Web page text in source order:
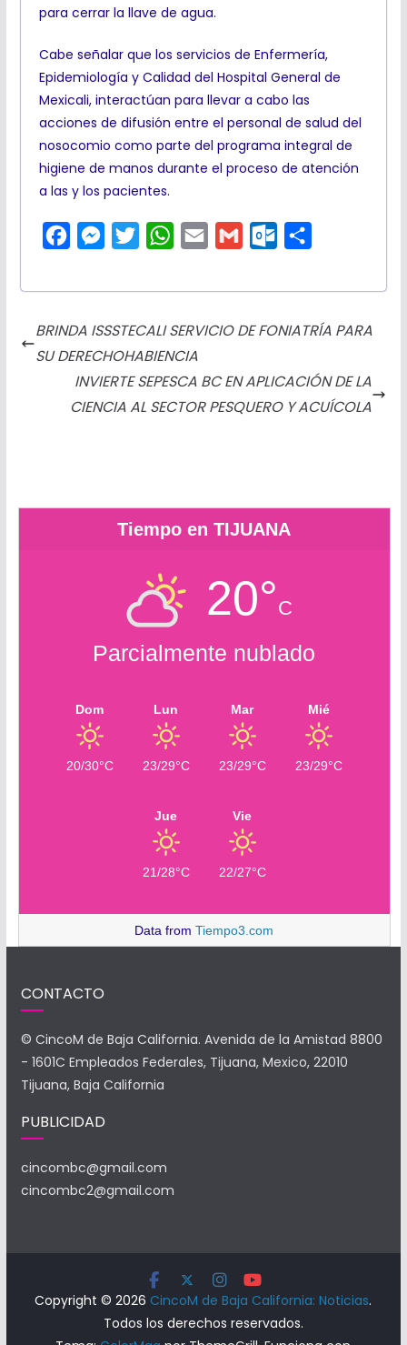
para cerrar la llave de agua.
Cabe señalar que los servicios de Enfermería,
Epidemiología y Calidad del Hospital General de
Mexicali, interactúan para llevar a cabo las
acciones de difusión entre el personal de salud del
nosocomio como parte del programa integral de
higiene de manos durante el proceso de atención
a las y los pacientes.
c
o
o
M
s
n
g
i
e
r
W
a
A
p
a
a
t
o
k
m
m
r
t
BRINDA ISSSTECALI SERVICIO DE FONIATRÍA PARA
SU DERECHOHABIENCIA
INVIERTE SEPESCA BC EN APLICACIÓN DE LA
CIENCIA AL SECTOR PESQUERO Y ACUÍCOLA
Tiempo en TIJUANA
20°C
Parcialmente nublado
Dom
20/30°C
Lun
23/29°C
Mar
23/29°C
Mié
23/29°C
Jue
21/28°C
Vie
22/27°C
Data fromTiempo3.com
CONTACTO
© CincoM de Baja California. Avenida de la Amistad 8800
- 1601C Empleados Federales, Tijuana, Mexico, 22010
Tijuana, Baja California
PUBLICIDAD
cincombc@gmail.com
cincombc2@gmail.com
Copyright © 2026 CincoM de Baja California: Noticias.
Todos los derechos reservados.